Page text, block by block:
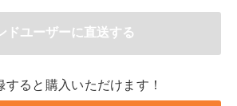
すると購入いただけます！